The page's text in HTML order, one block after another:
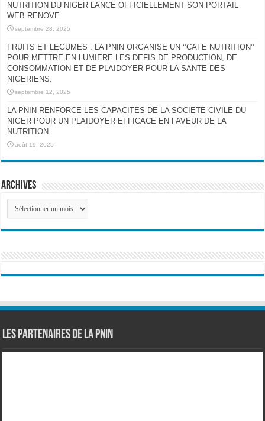
NUTRITION DU NIGER LANCE OFFICIELLEMENT SON PORTAIL
WEB RENOVE
septembre 28, 2025
FRUITS ET LEGUMES : LA PNIN ORGANISE UN ‘’CAFE NUTRITION’’
POUR METTRE EN LUMIERE LES DEFIS DE PRODUCTION, DE
CONSOMMATION ET DE PLAIDOYER POUR LA SANTE DES
NIGERIENS.
septembre 12, 2025
LA PNIN RENFORCE LES CAPACITES DE LA SOCIETE CIVILE DU
NIGER POUR UN PLAIDOYER EFFICACE EN FAVEUR DE LA
NUTRITION
août 19, 2025
Archives
Archives
Les partenaires de la PNIN